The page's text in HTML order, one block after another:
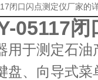
闭口闪点测定仪厂家的
05117
用于测定石
盘、向导式菜